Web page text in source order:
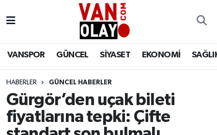
VANSPOR GÜNCEL SİYASET EKONOMİ
HABERLER GÜNCEL HABERLER
Gürgör’den uçak bileti
fiyatlarına tepki: Çifte
Siyaset
Ekonomi
Van Nöbetçi Eczaneler
Van Namaz Vakitleri
Van Trafik Yoğunluk Haritası